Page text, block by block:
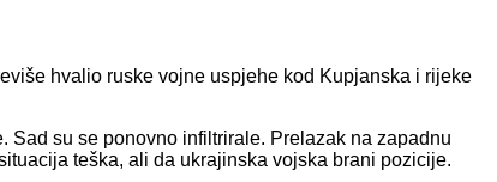
hvalio ruske vojne uspjehe kod Kupjanska i rijeke
su se ponovno infiltrirale. Prelazak na zapadnu
teška, ali da ukrajinska vojska brani pozicije.